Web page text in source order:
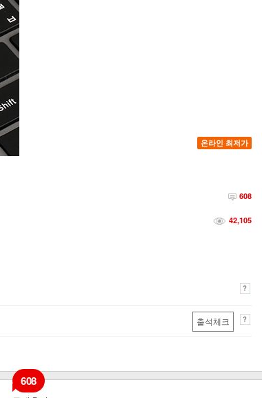
온라인 최저가
608
42,105
출석체크
608